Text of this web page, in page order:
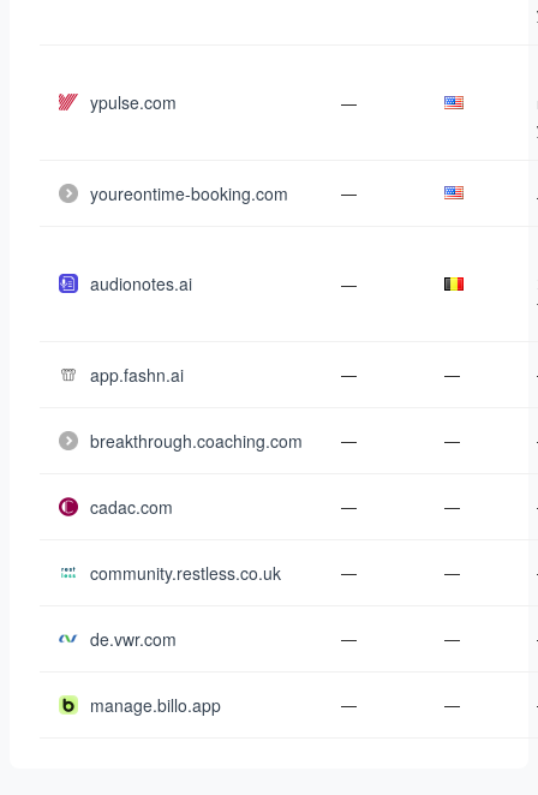
ypulse.com —
youreontime-booking.com —
audionotes.ai —
app.fashn.ai — —
breakthrough.coaching.com — —
cadac.com — —
community.restless.co.uk — —
de.vwr.com — —
manage.billo.app — —